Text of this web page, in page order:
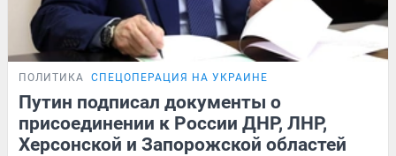
ПОЛИТИКА СПЕЦОПЕРАЦИЯ НА УКРАИНЕ
Путин подписал документы о
присоединении к России ДНР, ЛНР,
Херсонской и Запорожской областей